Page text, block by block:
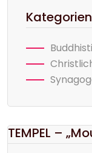
Kategorien
TEMPEL –